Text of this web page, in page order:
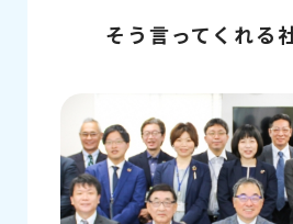
そう言ってくれる